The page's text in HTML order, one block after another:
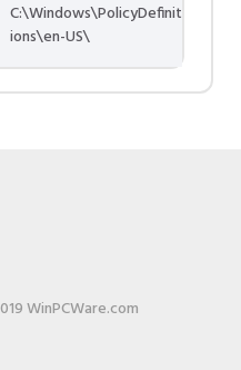
C:\Windows\PolicyDefinit
ions\en-US\
WinPCWare.com